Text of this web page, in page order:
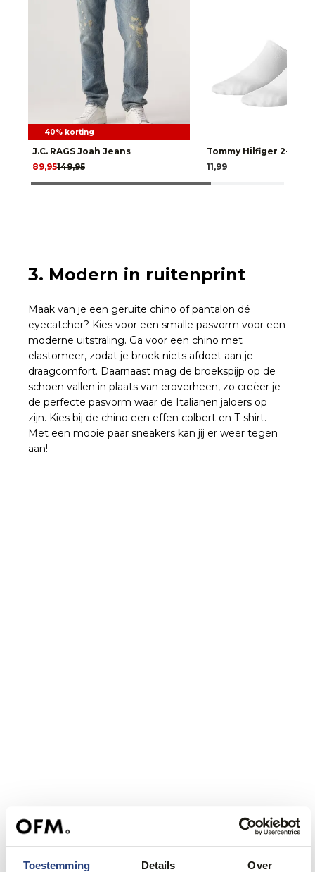
Toestemming Details Over
40% korting
J.C. RAGS Joah Jeans
149,95
89,95
Tommy Hilfiger 2-Pack
11,99
3. Modern in ruitenprint
Maak van je een geruite chino of pantalon dé
eyecatcher? Kies voor een smalle pasvorm voor een
moderne uitstraling. Ga voor een chino met
elastomeer, zodat je broek niets afdoet aan je
draagcomfort. Daarnaast mag de broekspijp op de
schoen vallen in plaats van eroverheen, zo creëer je
de perfecte pasvorm waar de Italianen jaloers op
zijn. Kies bij de chino een effen colbert en T-shirt.
Met een mooie paar sneakers kan jij er weer tegen
aan!